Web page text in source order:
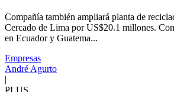
Compañía también ampliará planta de
Cercado de Lima por US$20.1 millones.
en Ecuador y Guatema...
Empresas
André Agurto
|
PLUS